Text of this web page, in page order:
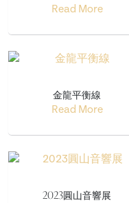
Read More
金龍平衡線
Read More
2023圓山音響展